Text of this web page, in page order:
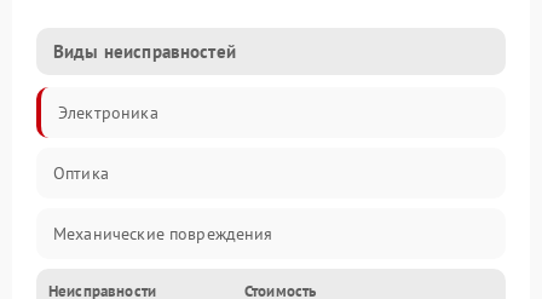
Виды неисправностей
Электроника
Оптика
Механические повреждения
Видео
Неисправности Стоимость